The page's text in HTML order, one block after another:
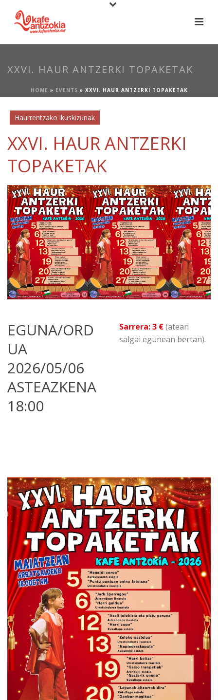
XXVI. HAUR ANTZERKI TOPAKETAK
HOME » EVENTS » XXVI. HAUR ANTZERKI TOPAKETAK
Haurrentzako ikuskizunak
XXVI. HAUR ANTZERKI
TOPAKETAK
EGUNA/ORD
UA
2026/05/06
ASTEAZKENA
18:00
Sarrera: 3 €(atean
salgai egunean bertan).